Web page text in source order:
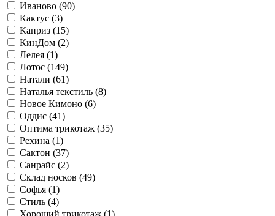
Иваново (90)
Кактус (3)
Каприз (15)
КинДом (2)
Лелея (1)
Лотос (149)
Натали (61)
Наталья текстиль (8)
Новое Кимоно (6)
Оддис (41)
Оптима трикотаж (35)
Рехина (1)
Сактон (37)
Санрайс (2)
Склад носков (49)
Софья (1)
Стиль (4)